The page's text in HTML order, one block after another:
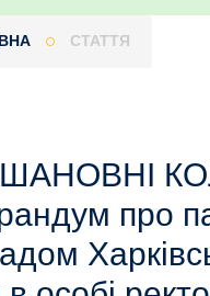
СТАТТЯ
ШАНОВНІ
про